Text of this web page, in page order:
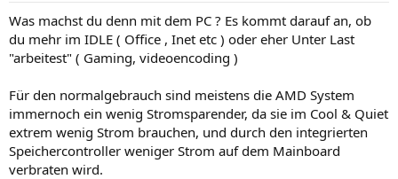
Was machst du denn mit dem PC ? Es kommt darauf an, ob
du mehr im IDLE ( Office , Inet etc ) oder eher Unter Last
"arbeitest" ( Gaming, videoencoding )
Für den normalgebrauch sind meistens die AMD System
immernoch ein wenig Stromsparender, da sie im Cool & Quiet
extrem wenig Strom brauchen, und durch den integrierten
Speichercontroller weniger Strom auf dem Mainboard
verbraten wird.